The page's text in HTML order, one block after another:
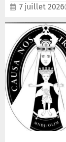
7 juillet 2026